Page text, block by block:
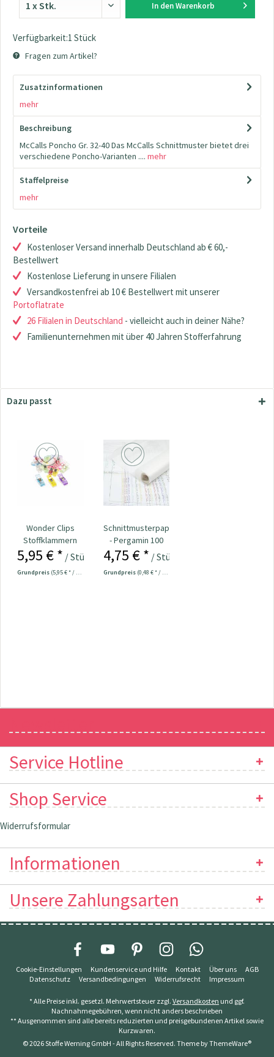
In den Warenkorb
Verfügbarkeit:1 Stück
Fragen zum Artikel?
Zusatzinformationen
mehr
Beschreibung
McCalls Poncho Gr. 32-40 Das McCalls Schnittmuster bietet drei
verschiedene Poncho-Varianten .... mehr
Staffelpreise
mehr
Vorteile
Kostenloser Versand innerhalb Deutschland ab € 60,-
Bestellwert
Kostenlose Lieferung in unsere Filialen
Versandkostenfrei ab 10 € Bestellwert mit unserer
Portoflatrate
26 Filialen in Deutschland - vielleicht auch in deiner Nähe?
Familienunternehmen mit über 40 Jahren Stofferfahrung
Dazu passt
Wonder Clips
Stoffklammern
klein - 20 Stück
5,95 € * / Stück
Grundpreis (5,95 € * / 1 Stück)
Schnittmusterpapier
- Pergamin 100
cm x 10 m
4,75 € * / Stück
Grundpreis (0,48 € * / 1 m²)
Service Hotline
Shop Service
Widerrufsformular
Informationen
Unsere Zahlungsarten
Cookie-Einstellungen Kundenservice und Hilfe Kontakt Über uns
AGB
Datenschutz
Versandbedingungen Widerrufsrecht Impressum
* Alle Preise inkl. gesetzl. Mehrwertsteuer zzgl. Versandkosten und ggf.
Nachnahmegebühren, wenn nicht anders beschrieben
** Ausgenommen sind alle bereits reduzierten und preisgebundenen Artikel sowie
Kurzwaren.
© 2026 Stoffe Werning GmbH - All Rights Reserved. Theme byThemeWare®